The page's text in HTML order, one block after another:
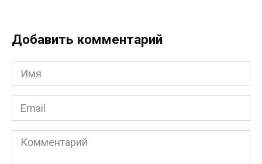
Добавить комментарий
Имя
*
Email
*
Комментарий